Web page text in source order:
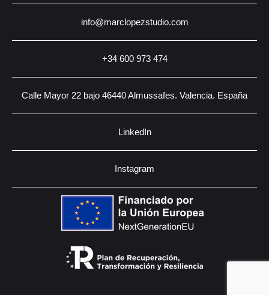
info@marclopezstudio.com
+34 600 973 474
Calle Mayor 22 bajo 46440 Almussafes. Valencia. España
LinkedIn
Instagram